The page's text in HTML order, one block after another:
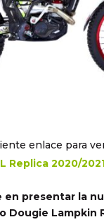
enlace para
Replica 2020/
en presentar la
Dougie Lampkin